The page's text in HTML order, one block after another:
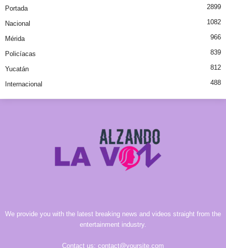
Portada 2899
Nacional 1082
Mérida 966
Policíacas 839
Yucatán 812
Internacional 488
We provide you with the latest breaking news and videos straight from the
entertainment industry.
Contact us: contact@yoursite.com